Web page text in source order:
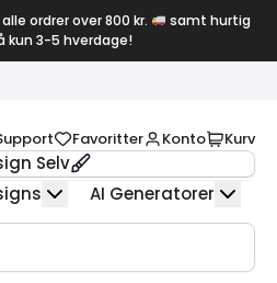
ordrer over 800 kr.
samt hurtig
kun 3-5 hverdage!
Favoritter Konto Kurv
Selv
AI Generatorer